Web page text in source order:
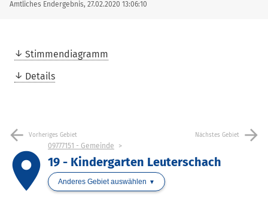
Amtliches Endergebnis, 27.02.2020 13:06:10
Stimmendiagramm
Details
arrow_back Vorheriges Gebiet Nächstes Gebiet arrow_forward
place
09777151 - Gemeinde
19 - Kindergarten Leuterschach
Anderes Gebiet auswählen